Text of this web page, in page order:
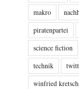
makro
piratenpartei
science fiction
technik
winfried